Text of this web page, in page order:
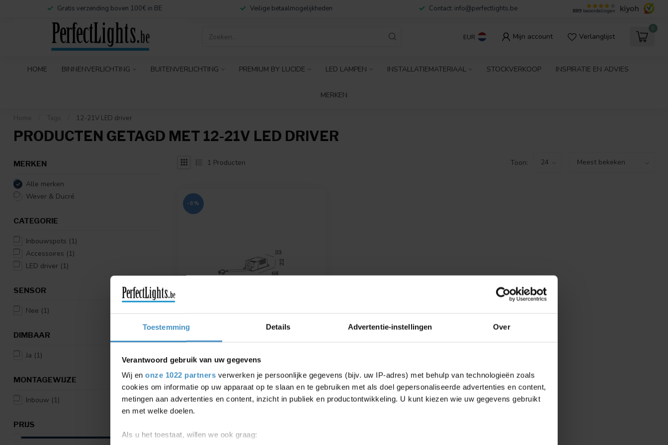
Toestemming Details Advertentie-instellingen Over
Verantwoord gebruik van uw gegevens
Wij en onze 1022 partners verwerken je persoonlijke gegevens (bijv. uw IP-adres) met behulp van technologieën zoals
cookies om informatie op uw apparaat op te slaan en te gebruiken met als doel gepersonaliseerde advertenties en content,
metingen aan advertenties en content, inzicht in publiek en productontwikkeling. U kunt kiezen wie uw gegevens gebruikt
en met welke doelen.
Als u het toestaat, willen we ook graag:
Gratis verzending boven 100€ in BE Veilige betaalmogelijkheden Contact: info@perfectlights.be 889 beoordelingen
EUR Mijn account Verlanglijst
0
HOME BINNENVERLICHTING BUITENVERLICHTING PREMIUM BY LUCIDE LED LAMPEN INSTALLATIEMATERIAAL STOCKVERKOOP INSPIRATIE EN ADVIES
MERKEN
Home Tags 12-21V LED driver
PRODUCTEN GETAGD MET 12-21V LED DRIVER
MERKEN
Alle merken
Wever & Ducré
CATEGORIE
Inbouwspots (1)
Accessoires (1)
LED driver (1)
SENSOR
Nee (1)
DIMBAAR
Ja (1)
MONTAGEWIJZE
Inbouw (1)
PRIJS
1 Producten Toon:
-6%
WEVER & DUCRÉ
DRIVER 7W | 350MA | 12-21V |
PHASE-CUT DIM
dim
€40,30 €37,80